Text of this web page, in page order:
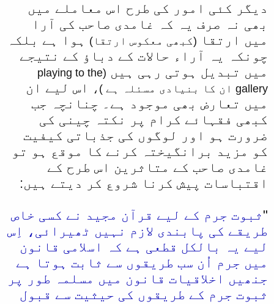
دیگر کئی امور کی طرح اس معاملے میں
بھی نہ صرف یہ کہ غامدی صاحب کی آرا
میں ارتقا
(کبھی معکوس ارتقا)
ہوا ہے بلکہ
چونکہ یہ آراء حالات کے دباؤ کے نتیجے
میں تبدیل ہوتی رہی ہیں
(playing to the
gallery ان کا بنیادی مسئلہ ہے )،
اس لیے ان
میں تعارض بھی موجود ہے۔ چنانچہ جب
کبھی فقہائے کرام پر نکتہ چینی کی
ضرورت ہو اور لوگوں کی جذباتی کیفیت
کو مزید برانگیختہ کرنے کا موقع ہو تو
غامدی صاحب کے متاثرین اس طرح کے
اقتباسات پیش کرنا شروع کر دیتے ہیں:
"ثبوت جرم کے لیے قرآن مجید نے کسی خاص
طریقے کی پابندی لازم نہیں ٹھیرائی، اِس
لیے یہ بالکل قطعی ہے کہ اسلامی قانون
میں جرم اُن سب طریقوں سے ثابت ہوتا ہے
جنھیں اخلاقیات قانون میں مسلمہ طور پر
ثبوت جرم کے طریقوں کی حیثیت سے قبول